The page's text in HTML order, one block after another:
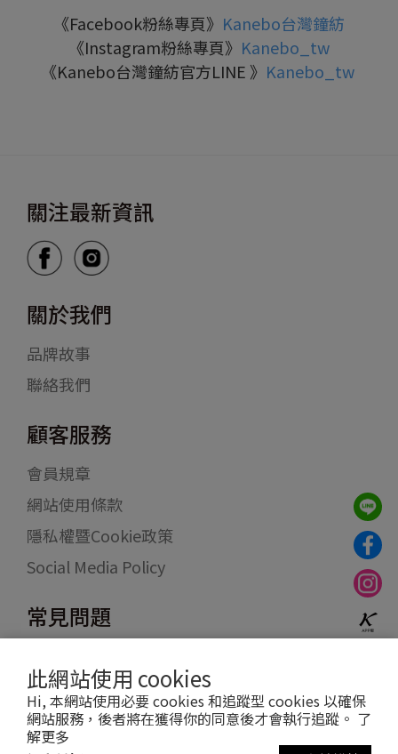
此網站使用 cookies
Hi, 本網站使用必要 cookies 和追蹤型 cookies 以確保
網站服務，後者將在獲得你的同意後才會執行追蹤。 了
解更多
《Facebook粉絲專頁》 Kanebo台灣鐘紡
《Instagram粉絲專頁》 Kanebo_tw
《Kanebo台灣鐘紡官方LINE 》 Kanebo_tw
關注最新資訊
關於我們
品牌故事
聯絡我們
顧客服務
會員規章
網站使用條款
隱私權暨Cookie政策
Social Media Policy
常見問題
物流配送
退貨退款